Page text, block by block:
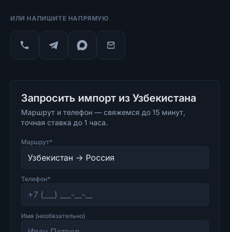
ИЛИ НАПИШИТЕ НАПРЯМУЮ
Запросить импорт из Узбекистана
Маршрут и телефон — свяжемся до 15 минут,
точная ставка до 1 часа.
Маршрут*
Телефон*
Имя (необязательно)